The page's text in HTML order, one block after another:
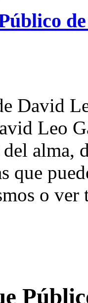
David
Leo
del alma,
que
o